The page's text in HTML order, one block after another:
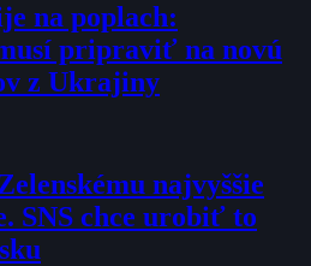
na poplach:
pripraviť na novú
z Ukrajiny
najvyššie
SNS chce urobiť to